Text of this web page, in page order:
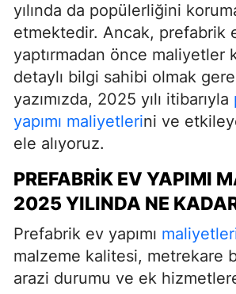
yılında da popülerliğini
etmektedir. Ancak, prefabrik
yaptırmadan önce maliyetler
detaylı bilgi sahibi olmak
yazımızda, 2025 yılı itibarıyla
yapımı maliyetlerini ve
ele alıyoruz.
PREFABRIK EV YAPIMI
2025 YILINDA NE
Prefabrik ev yapımı
malzeme kalitesi, metrekare
arazi durumu ve ek